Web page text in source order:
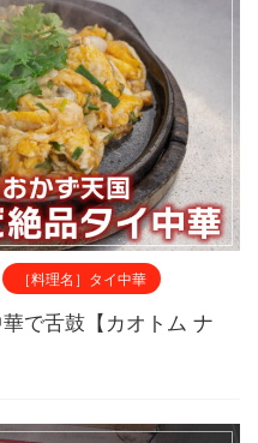
［料理名］タイ中華
で舌鼓【カオトム ナ